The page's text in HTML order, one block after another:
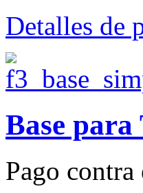
Detalles de
Base
Pago contra